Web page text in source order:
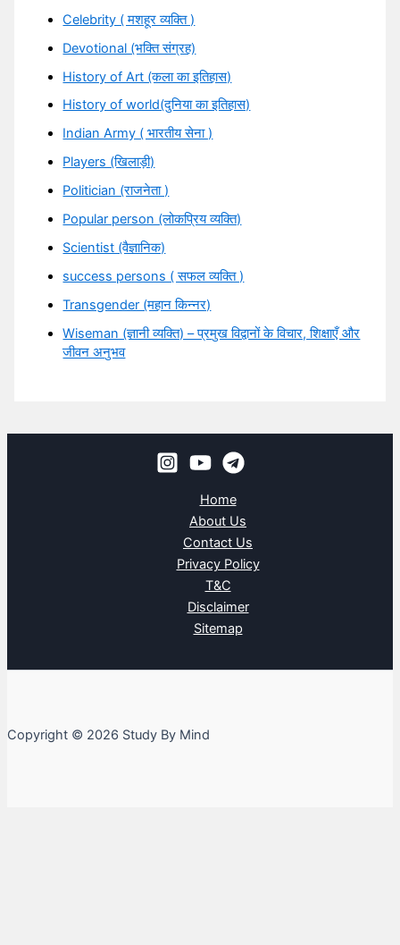
Celebrity ( मशहूर व्यक्ति )
Devotional (भक्ति संग्रह)
History of Art (कला का इतिहास)
History of world(दुनिया का इतिहास)
Indian Army ( भारतीय सेना )
Players (खिलाड़ी)
Politician (राजनेता )
Popular person (लोकप्रिय व्यक्ति)
Scientist (वैज्ञानिक)
success persons ( सफल व्यक्ति )
Transgender (महान किन्नर)
Wiseman (ज्ञानी व्यक्ति) – प्रमुख विद्वानों के विचार, शिक्षाएँ और
जीवन अनुभव
Home
About Us
Contact Us
Privacy Policy
T&C
Disclaimer
Sitemap
Copyright © 2026 Study By Mind